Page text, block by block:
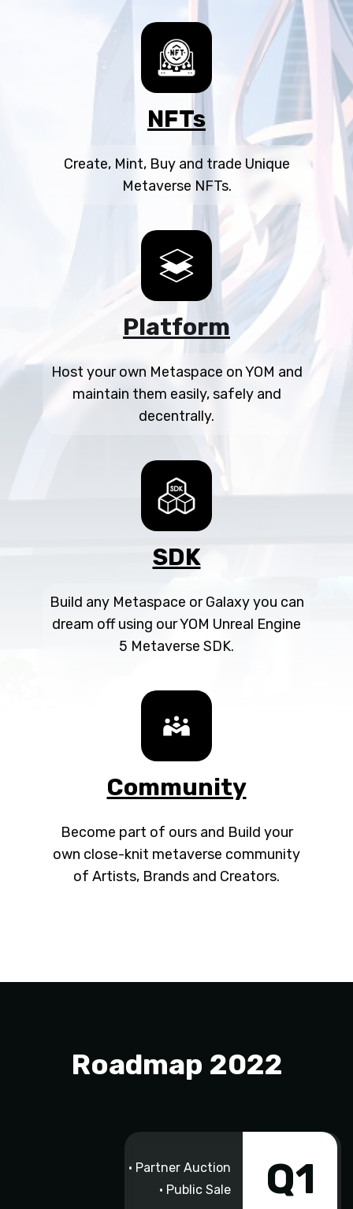
NFTs
Create, Mint, Buy and trade Unique
Metaverse NFTs.
Platform
Host your own Metaspace on YOM and
maintain them easily, safely and
decentrally.
SDK
Build any Metaspace or Galaxy you can
dream off using our YOM Unreal Engine
5 Metaverse SDK.
Community
Become part of ours and Build your
own close-knit metaverse community
of Artists, Brands and Creators.
Roadmap 2022
• Partner Auction
• Public Sale
Q1